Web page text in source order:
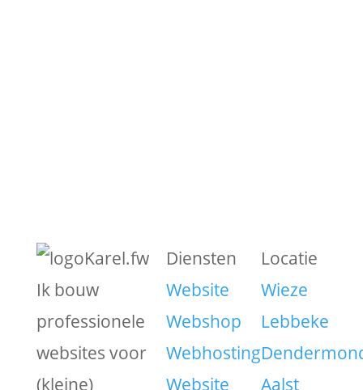
Ik bouw
professionele
websites voor
(kleine)
Diensten
Website
Webshop
Webhosting
Website
Locatie
Wieze
Lebbeke
Aalst